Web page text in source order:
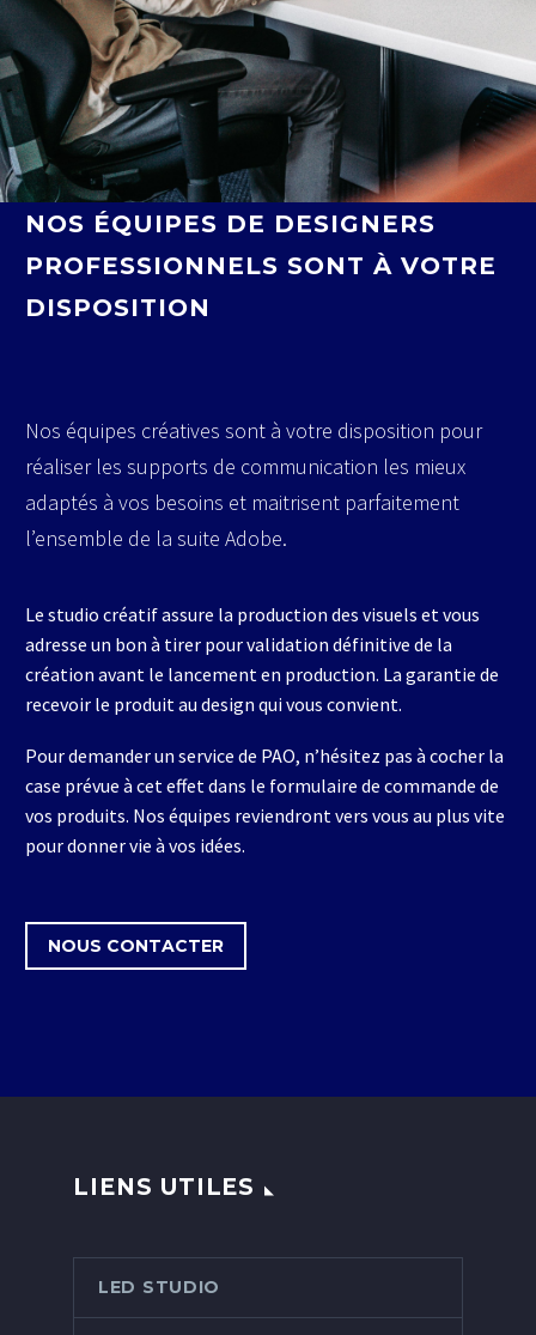
NOS ÉQUIPES DE DESIGNERS
PROFESSIONNELS SONT À VOTRE
DISPOSITION
Nos équipes créatives sont à votre disposition pour
réaliser les supports de communication les mieux
adaptés à vos besoins et maitrisent parfaitement
l’ensemble de la suite Adobe.
Le studio créatif assure la production des visuels et vous
adresse un bon à tirer pour validation définitive de la
création avant le lancement en production. La garantie de
recevoir le produit au design qui vous convient.
Pour demander un service de PAO, n’hésitez pas à cocher la
case prévue à cet effet dans le formulaire de commande de
vos produits. Nos équipes reviendront vers vous au plus vite
pour donner vie à vos idées.
NOUS CONTACTER
LIENS UTILES
LED STUDIO